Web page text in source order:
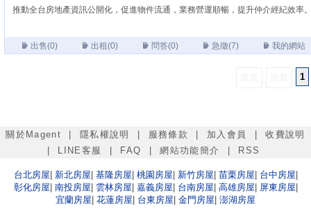
推動全台房地產資訊公開化，促進物件流通，業務營運順暢，提升仲介經紀效率
出售(0) 出租(0) 問答(0) 急徵(7) 我的網站
1
關於Magent 隱私權說明 服務條款 加入會員
收費說明
LINE客服 FAQ 網站功能簡介 RSS
台北房屋 新北房屋 基隆房屋 桃園 房屋 新竹房屋 苗栗房屋 台中房屋
彰化房屋 南投房屋 雲林房屋 嘉義房屋 台南房屋 高雄房屋 屏東房屋
宜蘭房屋 花蓮房屋 台東房屋 金門 房屋 澎湖房屋